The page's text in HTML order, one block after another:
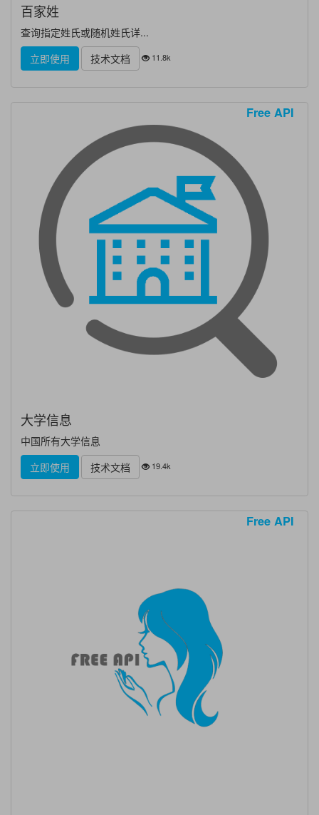
百家姓
查询指定姓氏或随机姓氏详...
立即使用
技术文档 11.8k
Free API
大学信息
中国所有大学信息
立即使用
技术文档 19.4k
Free API